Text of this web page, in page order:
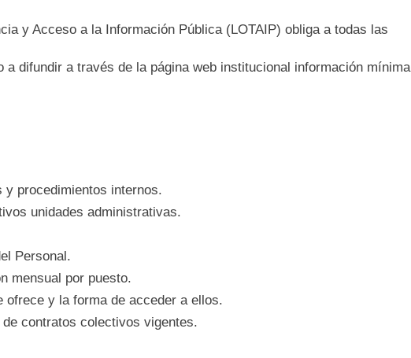
y Acceso a la Información Pública (LOTAIP) obliga a todas las
a difundir a través de la página web institucional información mínima
y procedimientos internos.
unidades administrativas.
Personal.
mensual por puesto.
ofrece y la forma de acceder a ellos.
de contratos colectivos vigentes.